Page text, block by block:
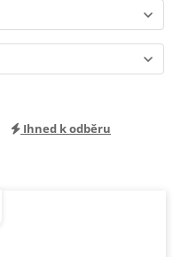
Ihned k odběru